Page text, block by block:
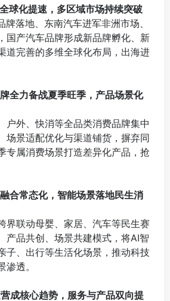
球化提速，多区域市场持续突破
落地、东南汽车进军非洲市场、
国产汽车品牌形成新品牌孵化、新
道完善的多维全球化布局，出海进
全力备战夏季旺季，产品场景化
户外、快消等全品类消费品牌集中
场景适配优化与渠道铺货，摒弃同
专属消费场景打造差异化产品，抢
合常态化，智能场景落地民生消
界联动母婴、家居、汽车等民生赛
产品共创、场景共建模式，将AI智
子、出行等生活化场景，推动科技
透。
成核心趋势，服务与产品双向提